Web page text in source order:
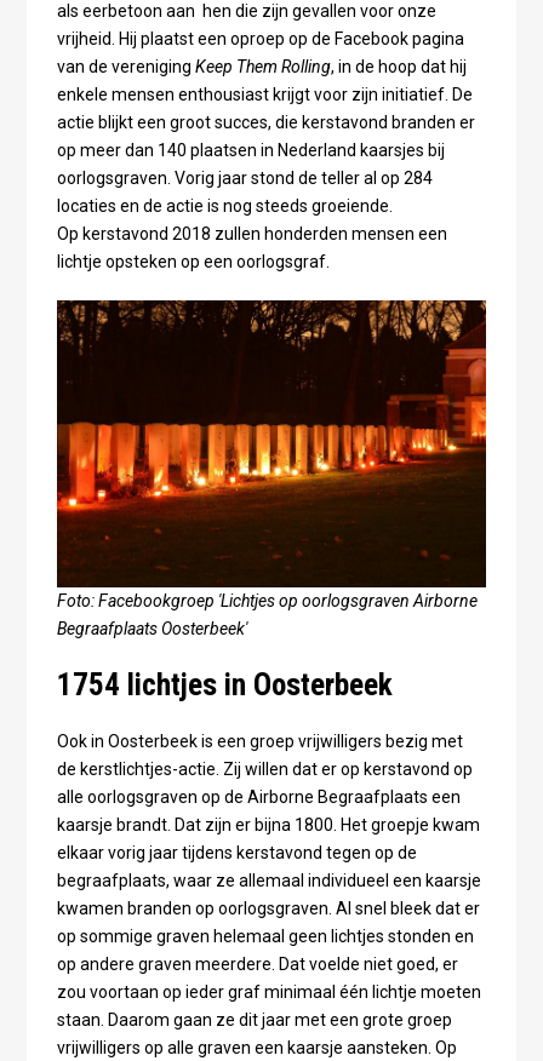
als eerbetoon aan hen die zijn gevallen voor onze
vrijheid. Hij plaatst een oproep op de Facebook pagina
van de vereniging Keep Them Rolling, in de hoop dat hij
enkele mensen enthousiast krijgt voor zijn initiatief. De
actie blijkt een groot succes, die kerstavond branden er
op meer dan 140 plaatsen in Nederland kaarsjes bij
oorlogsgraven. Vorig jaar stond de teller al op 284
locaties en de actie is nog steeds groeiende.
Op kerstavond 2018 zullen honderden mensen een
lichtje opsteken op een oorlogsgraf.
Foto: Facebookgroep 'Lichtjes op oorlogsgraven Airborne
Begraafplaats Oosterbeek'
1754 lichtjes in Oosterbeek
Ook in Oosterbeek is een groep vrijwilligers bezig met
de kerstlichtjes-actie. Zij willen dat er op kerstavond op
alle oorlogsgraven op de Airborne Begraafplaats een
kaarsje brandt. Dat zijn er bijna 1800. Het groepje kwam
elkaar vorig jaar tijdens kerstavond tegen op de
begraafplaats, waar ze allemaal individueel een kaarsje
kwamen branden op oorlogsgraven. Al snel bleek dat er
op sommige graven helemaal geen lichtjes stonden en
op andere graven meerdere. Dat voelde niet goed, er
zou voortaan op ieder graf minimaal één lichtje moeten
staan. Daarom gaan ze dit jaar met een grote groep
vrijwilligers op alle graven een kaarsje aansteken. Op